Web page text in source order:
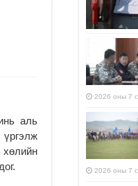
аль
2026 оны 7
2026 оны 7